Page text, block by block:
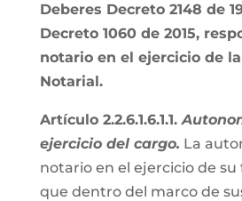
Deberes Decreto 2148 de
Decreto 1060 de 2015,
notario en el ejercicio de
Notarial.
Artículo 2.2.6.1.6.1.1.
ejercicio del cargo. La
notario en el ejercicio de
que dentro del marco de